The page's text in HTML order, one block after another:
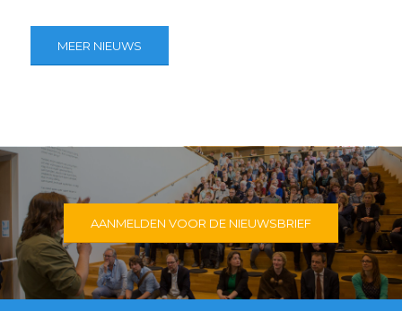
MEER NIEUWS
AANMELDEN VOOR DE NIEUWSBRIEF